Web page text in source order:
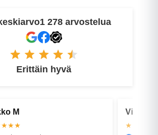
1 278 arvostelua
Erittäin hyvä
K Ivika H
★★★★★